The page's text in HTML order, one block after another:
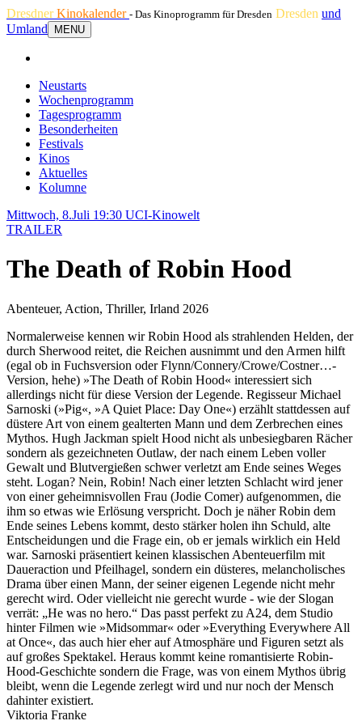
DresdnerKinokalender - Das Kinoprogramm für Dresden Dresden und
Umland
MENU
Neustarts
Wochenprogramm
Tagesprogramm
Besonderheiten
Festivals
Kinos
Aktuelles
Kolumne
Mittwoch, 8.Juli 19:30 UCI-Kinowelt
TRAILER
The Death of Robin Hood
Abenteuer, Action, Thriller, Irland 2026
Normalerweise kennen wir Robin Hood als strahlenden Helden, der
durch Sherwood reitet, die Reichen ausnimmt und den Armen hilft
(egal ob in Fuchsversion oder Flynn/Connery/Crowe/Costner…-
Version, hehe) »The Death of Robin Hood« interessiert sich
allerdings nicht für diese Version der Legende. Regisseur Michael
Sarnoski (»Pig«, »A Quiet Place: Day One«) erzählt stattdessen auf
düstere Art von einem gealterten Mann und dem Zerbrechen eines
Mythos. Hugh Jackman spielt Hood nicht als unbesiegbaren Rächer
sondern als gezeichneten Outlaw, der nach einem Leben voller
Gewalt und Blutvergießen schwer verletzt am Ende seines Weges
steht. Logan? Nein, Robin! Nach einer letzten Schlacht wird jener
von einer geheimnisvollen Frau (Jodie Comer) aufgenommen, die
ihm so etwas wie Erlösung verspricht. Doch je näher Robin dem
Ende seines Lebens kommt, desto stärker holen ihn Schuld, alte
Entscheidungen und die Frage ein, ob er jemals wirklich ein Held
war. Sarnoski präsentiert keinen klassischen Abenteuerfilm mit
Daueraction und Pfeilhagel, sondern ein düsteres, melancholisches
Drama über einen Mann, der seiner eigenen Legende nicht mehr
gerecht wird. Oder vielleicht nie gerecht wurde - wie der Slogan
verrät: „He was no hero.“ Das passt perfekt zu A24, dem Studio
hinter Filmen wie »Midsommar« oder »Everything Everywhere All
at Once«, das auch hier eher auf Atmosphäre und Figuren setzt als
auf großes Spektakel. Heraus kommt keine romantisierte Robin-
Hood-Geschichte sondern die Frage, was von einem Mythos übrig
bleibt, wenn die Legende zerlegt wird und nur noch der Mensch
dahinter existiert.
Viktoria Franke